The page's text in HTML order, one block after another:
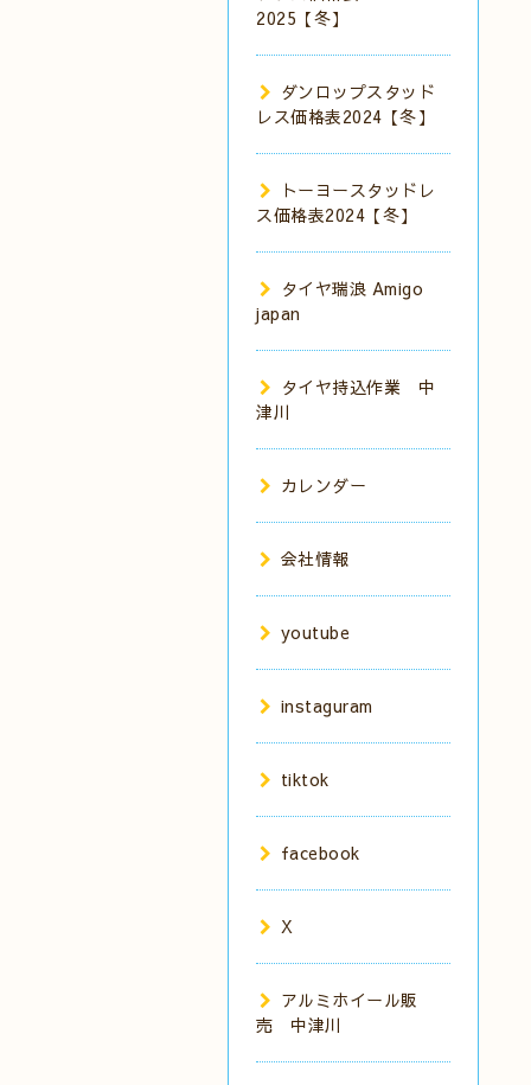
2025【冬】
ダンロップスタッド
レス価格表2024【冬】
トーヨースタッドレ
ス価格表2024【冬】
タイヤ瑞浪 Amigo
japan
タイヤ持込作業 中
津川
カレンダー
会社情報
youtube
instaguram
tiktok
facebook
X
アルミホイール販
売 中津川